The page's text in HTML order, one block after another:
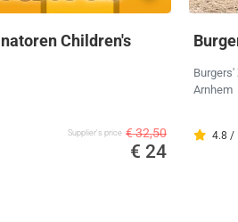
Children's
Supplier's price € 32,50
€ 24
Burgers'
Arnhem
4.8 /